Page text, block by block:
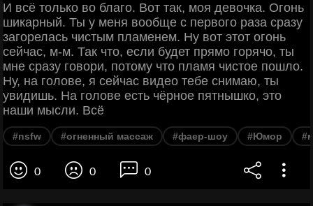
И всё только во благо. Вот так, моя девочка. Огонь
шикарный. Ты у меня вообще с первого раза сразу
загорелась чистым пламенем. Ну вот этот огонь
сейчас, м-м. Так что, если будет прямо горячо, ты
мне сразу говори, потому что пламя чистое пошло.
Ну, на голове, я сейчас видео тебе снимаю, ты
увидишь. На голове есть чёрное пятнышко, это
наши мысли. Всё
#nsfw #огненный массаж #фаер-шоу #Юмор
0 0 0